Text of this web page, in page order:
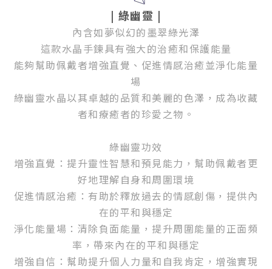
| 綠幽靈 |
內含如夢似幻的墨翠綠光澤
這款水晶手鍊具有強大的治癒和保護能量
能夠幫助佩戴者增強直覺、促進情感治癒並淨化能量
場
綠幽靈水晶以其卓越的品質和美麗的色澤，成為收藏
者和療癒者的珍愛之物。
綠幽靈功效
增強直覺：提升靈性智慧和預見能力，幫助佩戴者更
好地理解自身和周圍環境
促進情感治癒：有助於釋放過去的情感創傷，提供內
在的平和與穩定
淨化能量場：清除負面能量，提升周圍能量的正面頻
率，帶來內在的平和與穩定
增強自信：幫助提升個人力量和自我肯定，增強實現